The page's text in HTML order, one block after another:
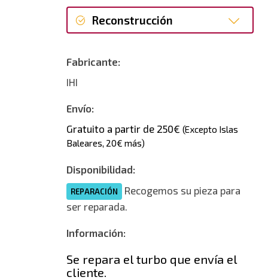
Reconstrucción
Fabricante:
IHI
Envío:
Gratuito a partir de 250€ (Excepto Islas
Baleares, 20€ más)
Disponibilidad:
REPARACIÓN
Recogemos su pieza para
ser reparada.
Información:
Se repara el turbo que envía el
cliente.